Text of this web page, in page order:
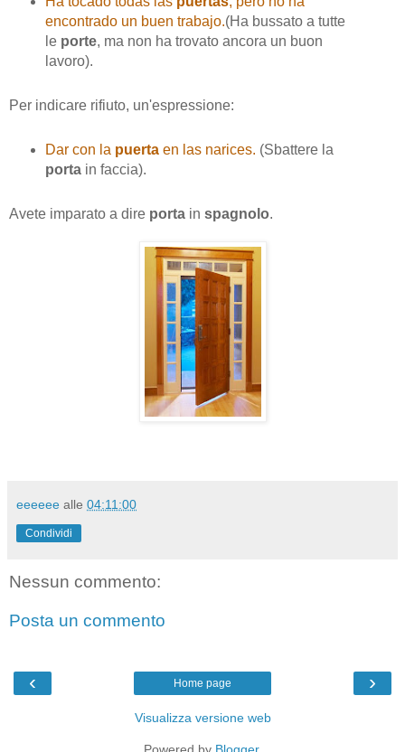
encontrado un buen trabajo.(Ha bussato a tutte
le porte, ma non ha trovato ancora un buon
lavoro).
Per indicare rifiuto, un'espressione:
Dar con la puertaen las narices. (Sbattere la
portain faccia).
Avete imparato a dire porta in spagnolo.
eeeeee alle 04:11:00
Condividi
Nessun commento:
Posta un commento
‹ ›
Home page
Visualizza versione web
Powered by Blogger.